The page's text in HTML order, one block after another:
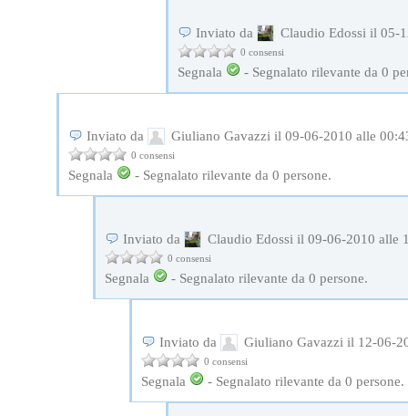
Inviato da Claudio Edossi il 05-
0 consensi
Segnala - Segnalato rilevante da 0
Inviato da Giuliano Gavazzi il 09-06-2010 alle
0 consensi
Segnala - Segnalato rilevante da 0 persone.
Inviato da Claudio Edossi il 09-06-2010 alle
0 consensi
Segnala - Segnalato rilevante da 0 persone.
Inviato da Giuliano Gavazzi il 12-06-
0 consensi
Segnala - Segnalato rilevante da 0 persone.